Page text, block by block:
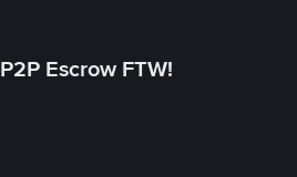
Escrow FTW!